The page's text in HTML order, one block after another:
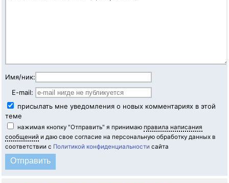
Имя/ник:
E-mail:
присылать мне уведомления о новых комментариях в этой
теме
нажимая кнопку "Отправить" я принимаю правила написания
сообщений и даю свое согласие на персональную обработку данных в
соответствии с Политикой конфиденциальности сайта